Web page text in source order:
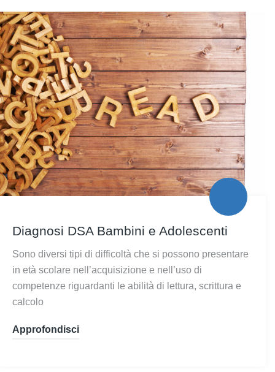
Diagnosi DSA Bambini e Adolescenti
Sono diversi tipi di difficoltà che si possono presentare
in età scolare nell’acquisizione e nell’uso di
competenze riguardanti le abilità di lettura, scrittura e
calcolo
Approfondisci